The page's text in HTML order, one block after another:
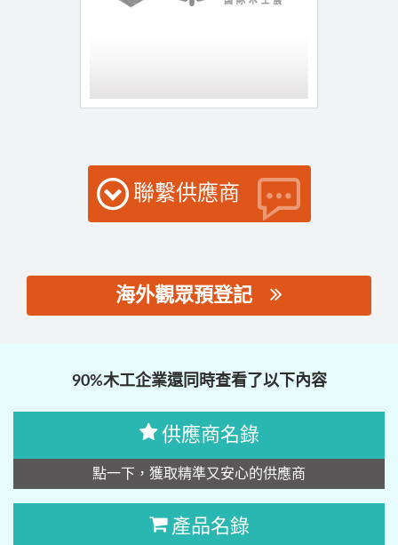
聯繫供應商
海外觀眾預登記
90%木工企業還同時查看了以下內容
供應商名錄
點一下，獲取精準又安心的供應商
產品名錄